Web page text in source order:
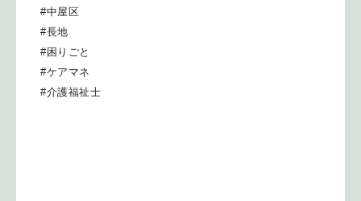
#中屋区
#長地
#困りごと
#ケアマネ
#介護福祉士